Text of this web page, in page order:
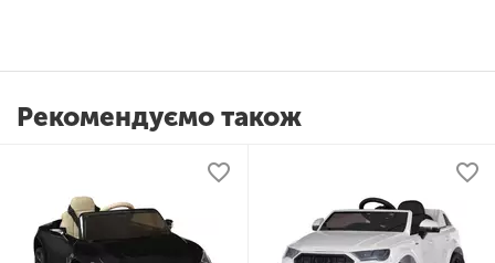
Рекомендуємо також